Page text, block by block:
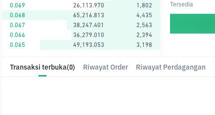
0.069
26,113.970
1,802
0.068
65,216.813
4,435
0.067
38,247.401
2,563
0.066
36,279.010
2,394
0.065
49,193.053 3,198
Tersedia
Transaksi terbuka(0) Riwayat Order Riwayat Perdagangan